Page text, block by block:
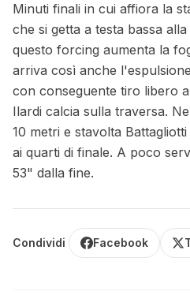
Minuti finali in cui affiora la
che si getta a testa bassa
questo forcing aumenta la
arriva così anche
con conseguente tiro libero
Ilardi calcia sulla traversa.
10 metri e stavolta
ai quarti di finale. A poco
53" dalla fine.
Condividi Facebook